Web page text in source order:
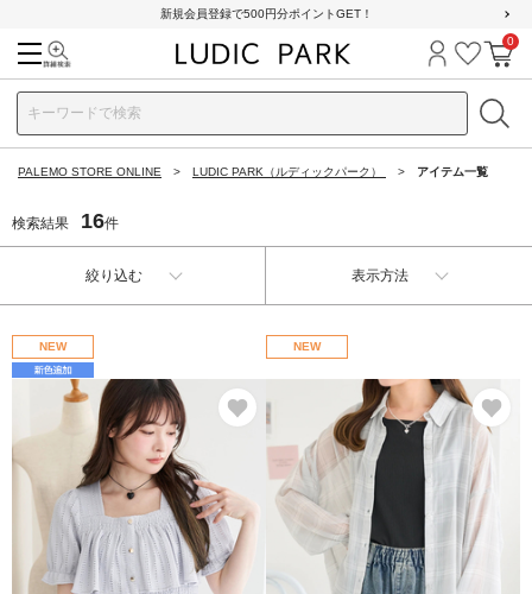
新規会員登録で500円分ポイントGET！
ログイン
お気に
カ
0
PALEMO STORE ONLINE LUDIC PARK（ルディックパーク） アイテム一覧
検索結果 16件
絞り込む 表示方法
NEW NEW